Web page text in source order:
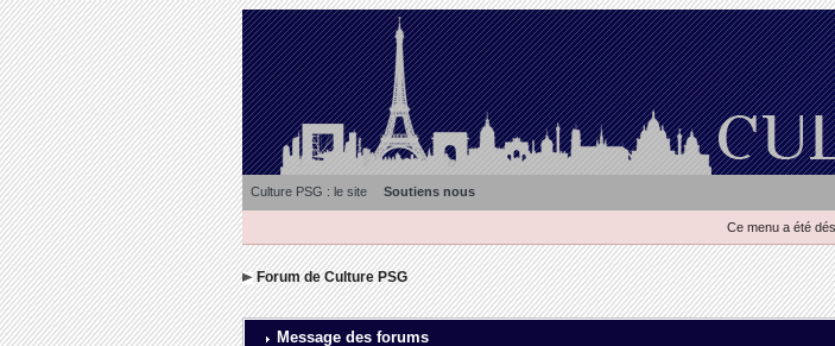
Culture PSG : le site Soutiens nous
Ce menu a été
Forum de Culture PSG
Message des forums